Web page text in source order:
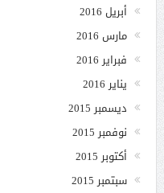
أبريل 2016
مارس 2016
فبراير 2016
يناير 2016
ديسمبر 2015
نوفمبر 2015
أكتوبر 2015
سبتمبر 2015